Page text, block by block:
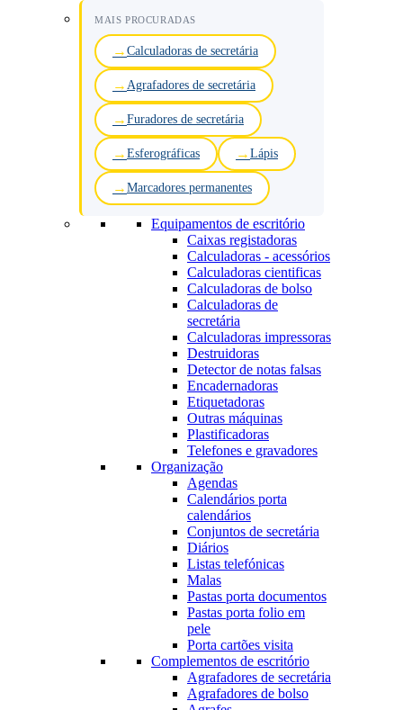
MAIS PROCURADAS
Calculadoras de secretária
Agrafadores de secretária
Furadores de secretária
Esferográficas Lápis
Marcadores permanentes
Equipamentos de escritório
Caixas registadoras
Calculadoras - acessórios
Calculadoras cientificas
Calculadoras de bolso
Calculadoras de
secretária
Calculadoras impressoras
Destruidoras
Detector de notas falsas
Encadernadoras
Etiquetadoras
Outras máquinas
Plastificadoras
Telefones e gravadores
Organização
Agendas
Calendários porta
calendários
Conjuntos de secretária
Diários
Listas telefónicas
Malas
Pastas porta documentos
Pastas porta folio em
pele
Porta cartões visita
Complementos de escritório
Agrafadores de secretária
Agrafadores de bolso